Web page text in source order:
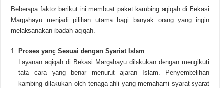
Beberapa faktor berikut ini membuat paket kambing aqiqah di Bekasi
Margahayu menjadi pilihan utama bagi banyak orang yang ingin
melaksanakan ibadah aqiqah.
Proses yang Sesuai dengan Syariat Islam
Layanan aqiqah di Bekasi Margahayu dilakukan dengan mengikuti
tata cara yang benar menurut ajaran Islam. Penyembelihan
kambing dilakukan oleh tenaga ahli yang memahami syarat-syarat